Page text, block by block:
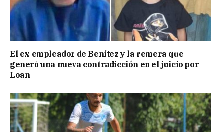
El ex empleador de Benítez y la remera que
generó una nueva contradicción en el juicio por
Loan